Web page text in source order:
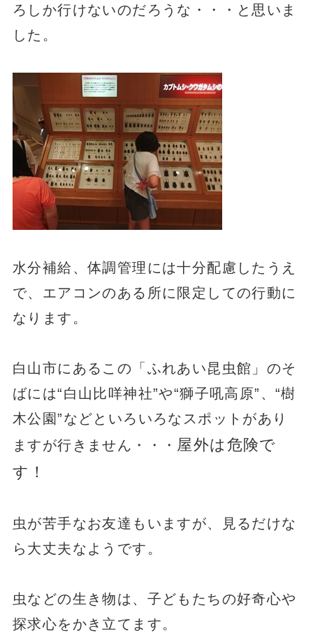
ろしか行けないのだろうな・・・と思いま
した。
水分補給、体調管理には十分配慮したうえ
で、エアコンのある所に限定しての行動に
なります。
白山市にあるこの「ふれあい昆虫館」のそ
ばには“白山比咩神社”や“獅子吼高原”、“樹
木公園”などといろいろなスポットがあり
ますが行きません・・・ 屋外は危険で
す！
虫が苦手なお友達もいますが、見るだけな
ら大丈夫なようです。
虫などの生き物は、子どもたちの好奇心や
探求心をかき立てます。